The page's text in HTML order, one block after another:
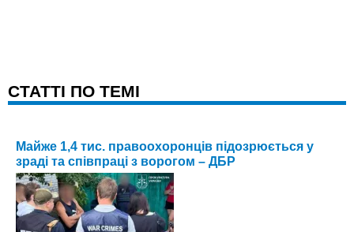
CТАТТІ ПО ТЕМІ
Майже 1,4 тис. правоохоронців підозрюється у
зраді та співпраці з ворогом – ДБР